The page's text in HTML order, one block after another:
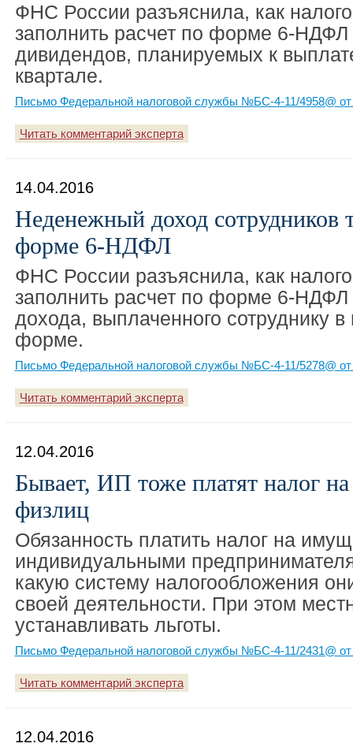
ФНС России разъяснила, как
заполнить расчет по форме 6-
дивидендов, планируемых к
квартале.
Письмо Федеральной налоговой службы №БС-4-11/4958@ от
Читать комментарий эксперта
14.04.2016
Неденежный доход сотрудников
форме 6-НДФЛ
ФНС России разъяснила, как
заполнить расчет по форме 6-
дохода, выплаченного сотруднику в
форме.
Письмо Федеральной налоговой службы №БС-4-11/5278@ от
Читать комментарий эксперта
12.04.2016
Бывает, ИП тоже платят налог
физлиц
Обязанность платить налог на
индивидуальными
какую систему налогообложения
своей деятельности. При этом
устанавливать льготы.
Письмо Федеральной налоговой службы №БС-4-11/2431@ от
Читать комментарий эксперта
12.04.2016